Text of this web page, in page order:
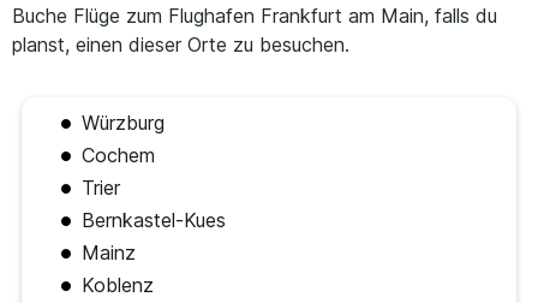
Buche Flüge zum Flughafen Frankfurt am Main, falls du
planst, einen dieser Orte zu besuchen.
Würzburg
Cochem
Trier
Bernkastel-Kues
Mainz
Koblenz